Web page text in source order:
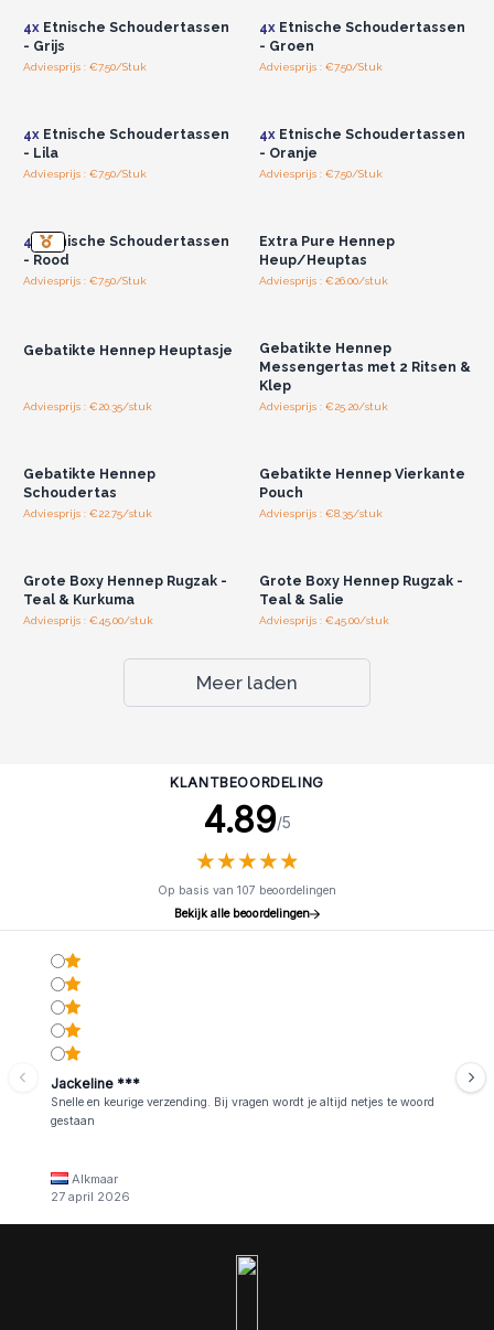
4xEtnische Schoudertassen
- Grijs
Adviesprijs : €7.50/Stuk
4xEtnische Schoudertassen
- Groen
Adviesprijs : €7.50/Stuk
4xEtnische Schoudertassen
- Lila
Adviesprijs : €7.50/Stuk
4xEtnische Schoudertassen
- Oranje
Adviesprijs : €7.50/Stuk
4x Etnische Schoudertassen
- Rood
Adviesprijs : €7.50/Stuk
Extra Pure Hennep
Heup/Heuptas
Adviesprijs : €26.00/stuk
Gebatikte Hennep Heuptasje
Adviesprijs : €20.35/stuk
Gebatikte Hennep
Messengertas met 2 Ritsen &
Klep
Adviesprijs : €25.20/stuk
Gebatikte Hennep
Schoudertas
Adviesprijs : €22.75/stuk
Gebatikte Hennep Vierkante
Pouch
Adviesprijs : €8.35/stuk
Grote Boxy Hennep Rugzak -
Teal & Kurkuma
Adviesprijs : €45.00/stuk
Grote Boxy Hennep Rugzak -
Teal & Salie
Adviesprijs : €45.00/stuk
Meer laden
KLANTBEOORDELING
4.89/5
★★★★★
★★★★★
Op basis van 107 beoordelingen
Bekijk alle beoordelingen
Jackeline ***
Snelle en keurige verzending. Bij vragen wordt je altijd netjes te woord
gestaan
Alkmaar
27 april 2026